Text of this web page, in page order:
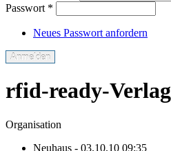
Passwort *
Neues Passwort anfordern
rfid-ready-Verlag
Organisation
Neuhaus - 03.10.10 09:35